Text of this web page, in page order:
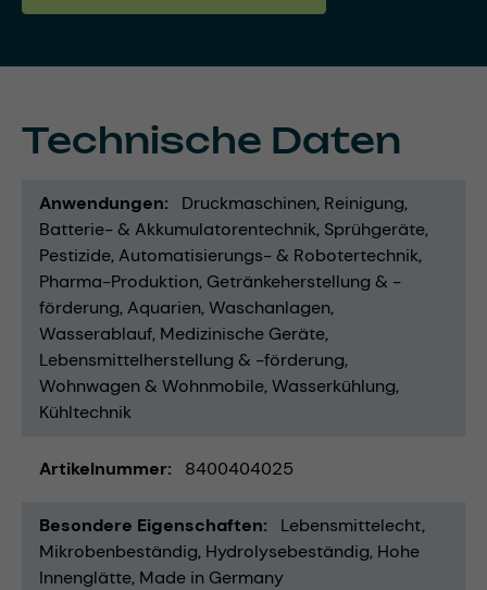
Technische Daten
Anwendungen Druckmaschinen Reinigung
Batterie- & Akkumulatorentechnik Sprühgeräte
Pestizide Automatisierungs- & Robotertechnik
Pharma-Produktion Getränkeherstellung & -
förderung Aquarien Waschanlagen
Wasserablauf Medizinische Geräte
Lebensmittelherstellung & -förderung
Wohnwagen & Wohnmobile Wasserkühlung
Kühltechnik
Artikelnummer 8400404025
Besondere Eigenschaften
Lebensmittelecht
Mikrobenbeständig Hydrolysebeständig Hohe
Innenglätte Made in Germany